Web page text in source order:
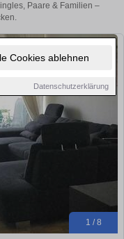
Cookies ablehnen
Datenschutzerklärung
Paare & Familien –
1 / 8